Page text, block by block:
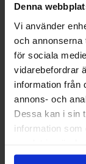
Denna
Vi använder
och annonserna
för sociala
vidarebefordrar
information från
annons- och
Dessa kan i sin
information som